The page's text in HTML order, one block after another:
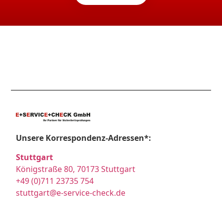
Unsere Korrespondenz-Adressen*:
Stuttgart
Königstraße 80, 70173 Stuttgart
+49 (0)711 23735 754
stuttgart@e-service-check.de